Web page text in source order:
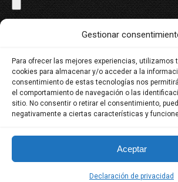
Gestionar
Para ofrecer las mejores experiencias, utilizamos
cookies para almacenar y/o acceder a la
consentimiento de estas tecnologías nos
el comportamiento de navegación o las
sitio. No consentir o retirar el consentimiento,
negativamente a ciertas características y
Aceptar
Declaración de privacidad
He leído y acepto la política de
personales
© Copyright 2022 Transer. All Rights